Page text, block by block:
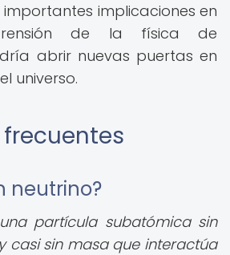
implicaciones en
de la física de
abrir nuevas puertas en
universo.
neutrino?
partícula subatómica sin
casi sin masa que interactúa